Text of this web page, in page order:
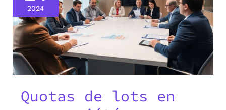
2024
Quotas de lots en